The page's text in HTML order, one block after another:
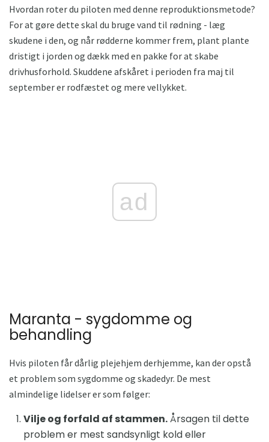
Hvordan roter du piloten med denne reproduktionsmetode?
For at gøre dette skal du bruge vand til rødning - læg
skudene i den, og når rødderne kommer frem, plant plante
dristigt i jorden og dækk med en pakke for at skabe
drivhusforhold. Skuddene afskåret i perioden fra maj til
september er rodfæstet og mere vellykket.
ad
Maranta - sygdomme og
behandling
Hvis piloten får dårlig plejehjem derhjemme, kan der opstå
et problem som sygdomme og skadedyr. De mest
almindelige lidelser er som følger:
Vilje og forfald af stammen.Årsagen til dette
problem er mest sandsynligt kold eller